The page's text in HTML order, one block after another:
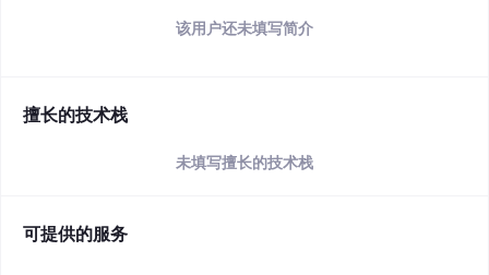
该用户还未填写简介
擅长的技术栈
未填写擅长的技术栈
可提供的服务